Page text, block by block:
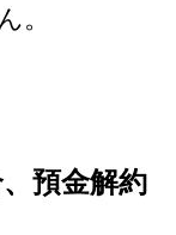
。
預金解約